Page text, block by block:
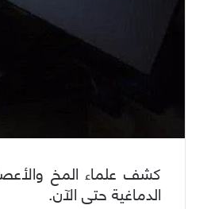
كشف علماء المخ
الدماغية حتى الآن.